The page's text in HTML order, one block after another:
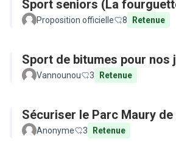
Sport seniors (La
Proposition officielle 8 Retenue
Sport de bitumes pour nos
Vannounou 3 Retenue
Sécuriser le Parc Maury
Anonyme 3 Retenue